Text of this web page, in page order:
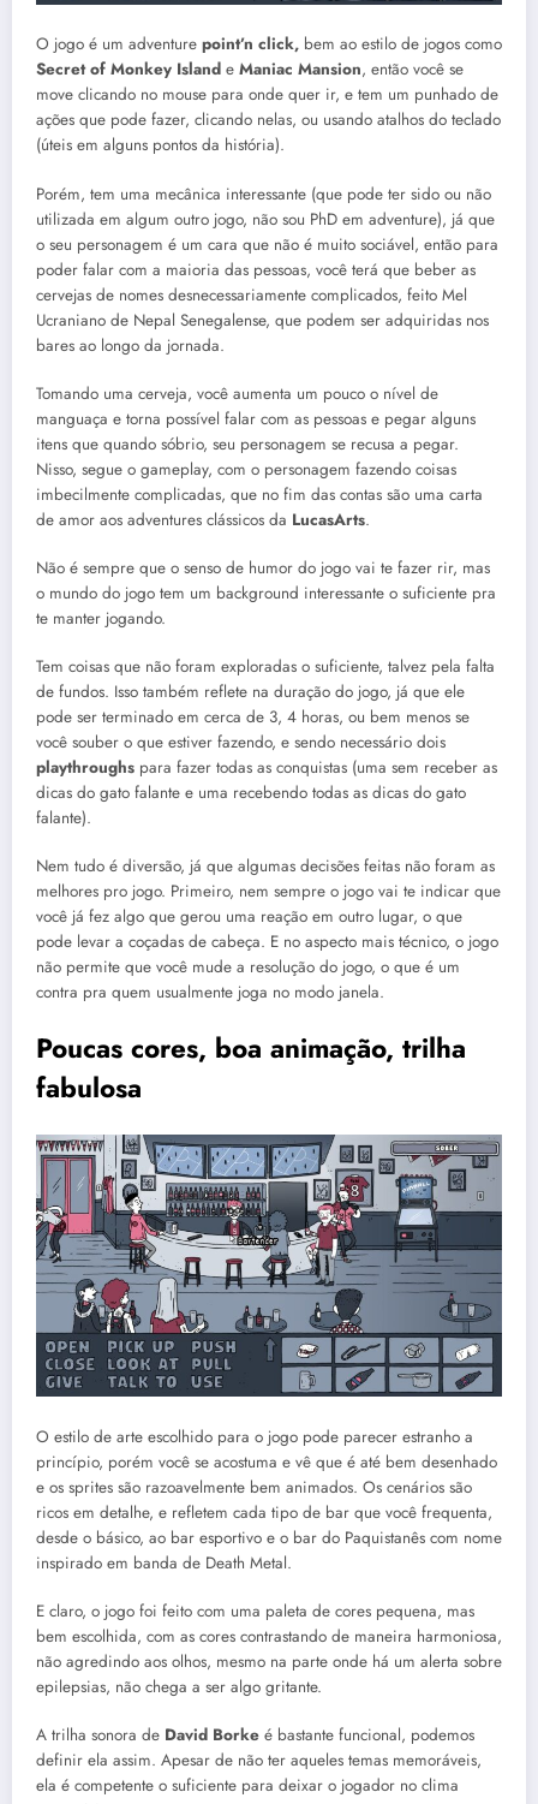
O jogo é um adventure point’n click, bem ao estilo de jogos como
Secret of Monkey Island e Maniac Mansion, então você se
move clicando no mouse para onde quer ir, e tem um punhado de
ações que pode fazer, clicando nelas, ou usando atalhos do teclado
(úteis em alguns pontos da história).
Porém, tem uma mecânica interessante (que pode ter sido ou não
utilizada em algum outro jogo, não sou PhD em adventure), já que
o seu personagem é um cara que não é muito sociável, então para
poder falar com a maioria das pessoas, você terá que beber as
cervejas de nomes desnecessariamente complicados, feito Mel
Ucraniano de Nepal Senegalense, que podem ser adquiridas nos
bares ao longo da jornada.
Tomando uma cerveja, você aumenta um pouco o nível de
manguaça e torna possível falar com as pessoas e pegar alguns
itens que quando sóbrio, seu personagem se recusa a pegar.
Nisso, segue o gameplay, com o personagem fazendo coisas
imbecilmente complicadas, que no fim das contas são uma carta
de amor aos adventures clássicos da LucasArts.
Não é sempre que o senso de humor do jogo vai te fazer rir, mas
o mundo do jogo tem um background interessante o suficiente pra
te manter jogando.
Tem coisas que não foram exploradas o suficiente, talvez pela falta
de fundos. Isso também reflete na duração do jogo, já que ele
pode ser terminado em cerca de 3, 4 horas, ou bem menos se
você souber o que estiver fazendo, e sendo necessário dois
playthroughs para fazer todas as conquistas (uma sem receber as
dicas do gato falante e uma recebendo todas as dicas do gato
falante).
Nem tudo é diversão, já que algumas decisões feitas não foram as
melhores pro jogo. Primeiro, nem sempre o jogo vai te indicar que
você já fez algo que gerou uma reação em outro lugar, o que
pode levar a coçadas de cabeça. E no aspecto mais técnico, o jogo
não permite que você mude a resolução do jogo, o que é um
contra pra quem usualmente joga no modo janela.
Poucas cores, boa animação, trilha
fabulosa
O estilo de arte escolhido para o jogo pode parecer estranho a
princípio, porém você se acostuma e vê que é até bem desenhado
e os sprites são razoavelmente bem animados. Os cenários são
ricos em detalhe, e refletem cada tipo de bar que você frequenta,
desde o básico, ao bar esportivo e o bar do Paquistanês com nome
inspirado em banda de Death Metal.
E claro, o jogo foi feito com uma paleta de cores pequena, mas
bem escolhida, com as cores contrastando de maneira harmoniosa,
não agredindo aos olhos, mesmo na parte onde há um alerta sobre
epilepsias, não chega a ser algo gritante.
A trilha sonora de David Borke é bastante funcional, podemos
definir ela assim. Apesar de não ter aqueles temas memoráveis,
ela é competente o suficiente para deixar o jogador no clima